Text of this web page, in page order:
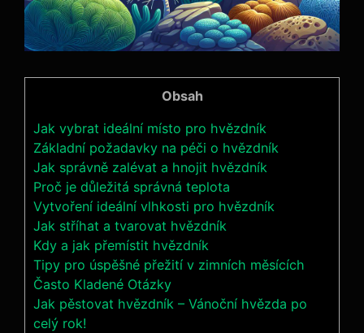
Obsah
Jak vybrat ideální místo pro hvězdník
Základní požadavky na péči o hvězdník
Jak správně zalévat a hnojit hvězdník
Proč je důležitá správná teplota
Vytvoření ideální vlhkosti pro hvězdník
Jak stříhat a tvarovat hvězdník
Kdy a jak přemístit hvězdník
Tipy pro úspěšné přežití v zimních měsících
Často Kladené Otázky
Jak pěstovat hvězdník – Vánoční hvězda po
celý rok!